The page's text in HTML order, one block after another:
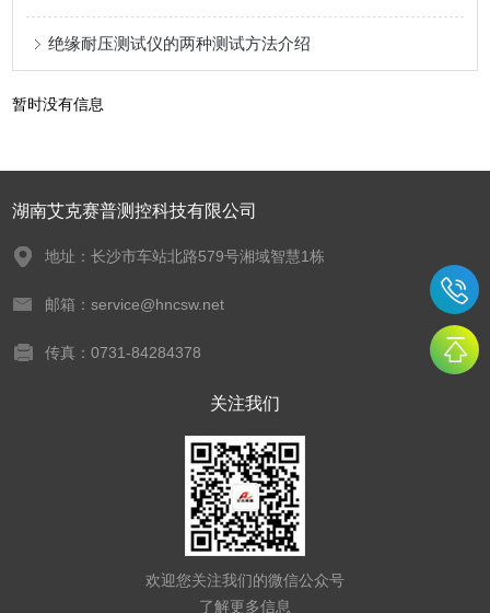
绝缘耐压测试仪的两种测试方法介绍
暂时没有信息
湖南艾克赛普测控科技有限公司
地址：长沙市车站北路579号湘域智慧1栋
邮箱：service@hncsw.net
传真：0731-84284378
关注我们
欢迎您关注我们的微信公众号
了解更多信息